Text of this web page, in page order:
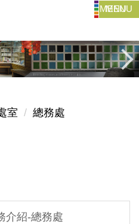
MENU
室 總務處
介紹-總務處